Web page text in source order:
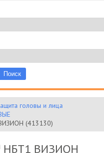
головы и лица
(413130)
ВИЗИОН